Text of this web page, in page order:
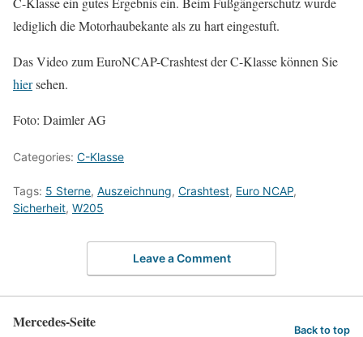
lediglich die Motorhaubekante als zu hart eingestuft.
Das Video zum EuroNCAP-Crashtest der C-Klasse können Sie
hiersehen.
Foto: Daimler AG
Categories: C-Klasse
Tags: 5 Sterne, Auszeichnung, Crashtest, Euro NCAP,
Sicherheit, W205
Leave a Comment
Mercedes-Seite Back to top